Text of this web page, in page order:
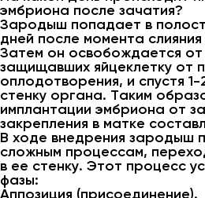
эмбриона после зачатия?
Зародыш попадает в
дней после момента
Затем он освобождается
защищавших яйцеклетку от
оплодотворения, и спустя
стенку органа. Таким
имплантации эмбриона от
закрепления в матке
В ходе внедрения зародыш
сложным процессам,
в ее стенку. Этот процесс
фазы:
Аппозиция (присоединение).